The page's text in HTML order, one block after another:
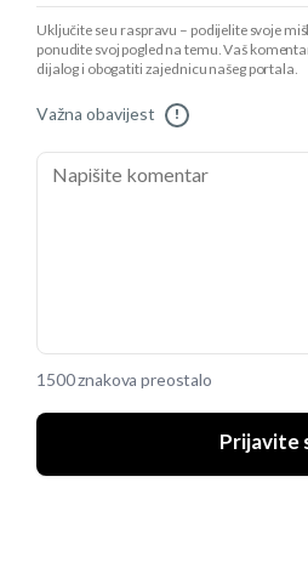
Uključite se u raspravu – podijelite svoje
ponudite svoj pogled na temu. Vaš
dijalog i obogatiti zajednicu našeg portala.
Važna obavijest !
1500 znakova preostalo
Prijavite